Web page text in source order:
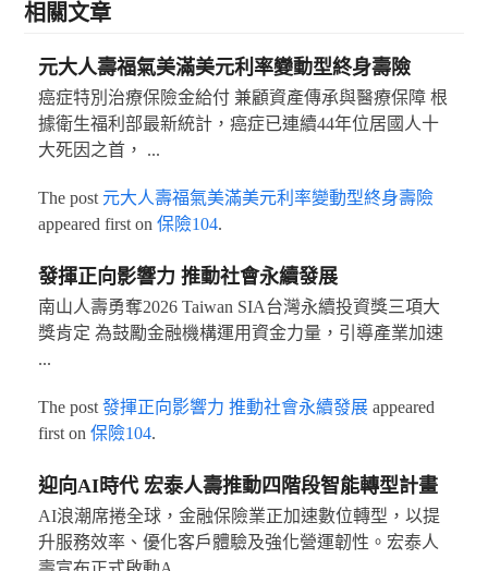
相關文章
元大人壽福氣美滿美元利率變動型終身壽險
癌症特別治療保險金給付 兼顧資產傳承與醫療保障 根
據衛生福利部最新統計，癌症已連續44年位居國人十
大死因之首， ...
The post 元大人壽福氣美滿美元利率變動型終身壽險
appeared first on 保險104.
發揮正向影響力 推動社會永續發展
南山人壽勇奪2026 Taiwan SIA台灣永續投資獎三項大
獎肯定 為鼓勵金融機構運用資金力量，引導產業加速
...
The post 發揮正向影響力 推動社會永續發展appeared
first on 保險104.
迎向AI時代 宏泰人壽推動四階段智能轉型計畫
AI浪潮席捲全球，金融保險業正加速數位轉型，以提
升服務效率、優化客戶體驗及強化營運韌性。宏泰人